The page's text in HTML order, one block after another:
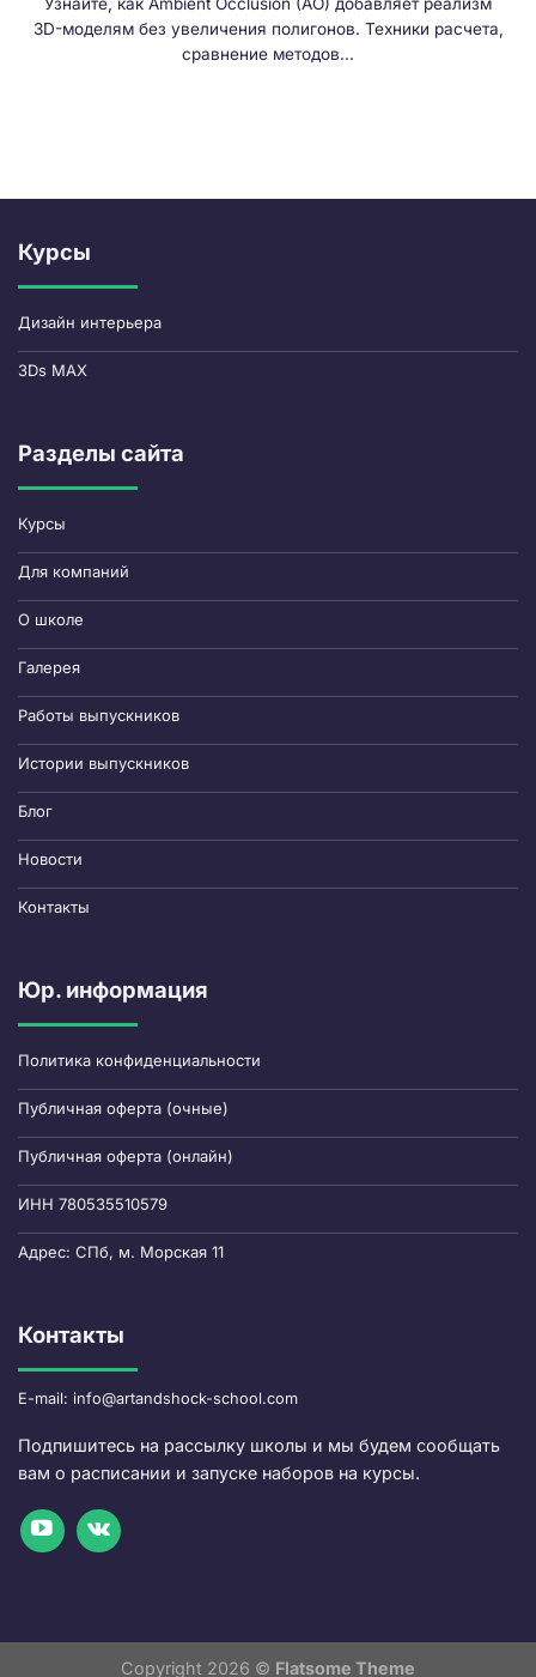
3D-моделям без увеличения полигонов. Техники расчета,
сравнение методов...
Курсы
Дизайн интерьера
3Ds MAX
Разделы сайта
Курсы
Для компаний
О школе
Галерея
Работы выпускников
Истории выпускников
Блог
Новости
Контакты
Юр. информация
Политика конфиденциальности
Публичная оферта (очные)
Публичная оферта (онлайн)
ИНН 780535510579
Адрес: СПб, м. Морская 11
Контакты
E-mail: info@artandshock-school.com
Подпишитесь на рассылку школы и мы будем сообщать
вам о расписании и запуске наборов на курсы.
Copyright 2026 © Flatsome Theme